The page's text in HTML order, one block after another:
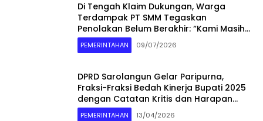
Di Tengah Klaim Dukungan, Warga
Terdampak PT SMM Tegaskan
Penolakan Belum Berakhir: “Kami Masih
Merasakan Dampaknya”
PEMERINTAHAN 09/07/2026
DPRD Sarolangun Gelar Paripurna,
Fraksi-Fraksi Bedah Kinerja Bupati 2025
dengan Catatan Kritis dan Harapan
Baru
PEMERINTAHAN 13/04/2026